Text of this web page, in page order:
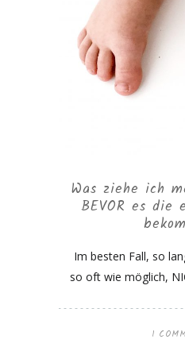
Was ziehe ich
BEVOR es die
Im besten Fall, so
so oft wie möglich,
1